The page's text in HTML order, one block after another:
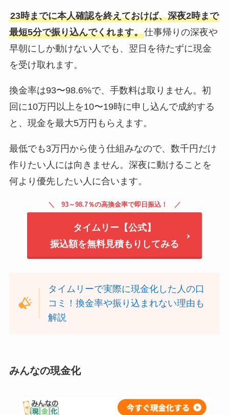
23時までに本人確認を終えておけば、深夜2時まで
最短5分で振り込んでくれます。仕事帰りの深夜や
早朝にしか動けない人でも、翌日を待たずに現金
を受け取れます。
換金率は93〜98.6%で、手数料は取りません。初
回に10万円以上を10〜19時に申し込んで成約する
と、現金を最大5万円もらえます。
最低でも3万円から使う仕組みなので、数千円だけ
作りたい人には向きません。深夜に動けることを
何より優先したい人に合います。
93～98.7％の高換金率で即日振込！
タイムリー【公式】
振込額を無料見積もりしてみる
タイムリーで実際に現金化した人の口
コミ！換金率や振り込まれない理由も
解説
みんなの現金化